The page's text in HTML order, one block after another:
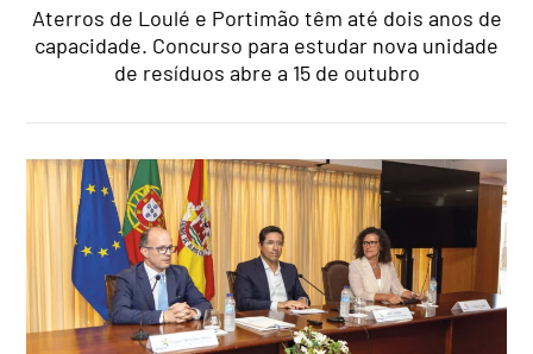
Aterros de Loulé e Portimão têm até dois anos de
capacidade. Concurso para estudar nova unidade
de resíduos abre a 15 de outubro